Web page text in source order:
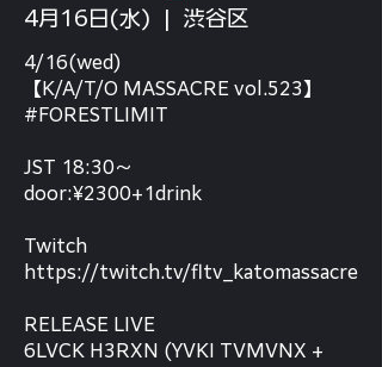
4月16日(水) 渋谷区
4/16(wed)
【K/A/T/O MASSACRE vol.523】
#FORESTLIMIT
JST 18:30〜
door:¥2300+1drink
Twitch
https://twitch.tv/fltv_katomassacre
RELEASE LIVE
6LVCK H3RXN (YVKI TVMVNX +